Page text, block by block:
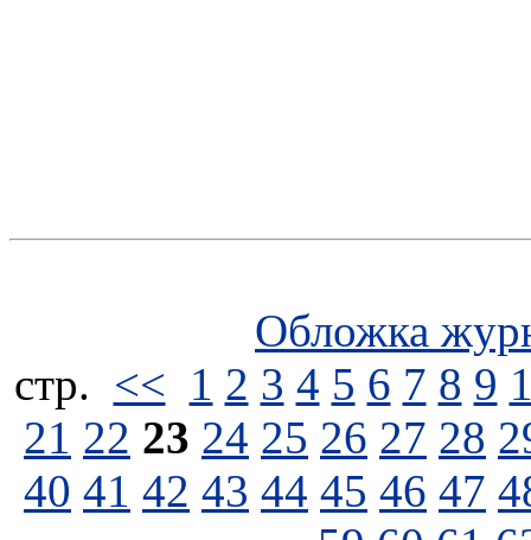
Обложка
стp. << 1 2 3 4 5 6 7 8 9
21 22 23 24 25 26 27 28
40 41 42 43 44 45 46 47